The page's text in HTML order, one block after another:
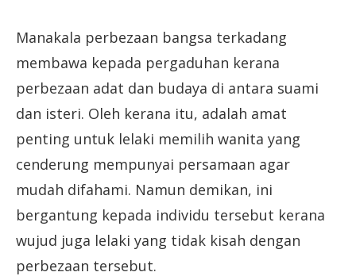
Manakala perbezaan bangsa terkadang
membawa kepada pergaduhan kerana
perbezaan adat dan budaya di antara suami
dan isteri. Oleh kerana itu, adalah amat
penting untuk lelaki memilih wanita yang
cenderung mempunyai persamaan agar
mudah difahami. Namun demikan, ini
bergantung kepada individu tersebut kerana
wujud juga lelaki yang tidak kisah dengan
perbezaan tersebut.